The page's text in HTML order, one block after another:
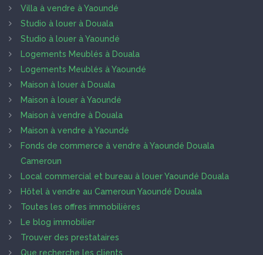
Villa à vendre à Yaoundé
Studio à louer à Douala
Studio à louer à Yaoundé
Logements Meublés à Douala
Logements Meublés à Yaoundé
Maison à louer à Douala
Maison à louer à Yaoundé
Maison à vendre à Douala
Maison à vendre à Yaoundé
Fonds de commerce à vendre à Yaoundé Douala
Cameroun
Local commercial et bureau à louer Yaoundé Douala
Hôtel à vendre au Cameroun Yaoundé Douala
Toutes les offres immobilières
Le blog immobilier
Trouver des prestataires
Que recherche les clients